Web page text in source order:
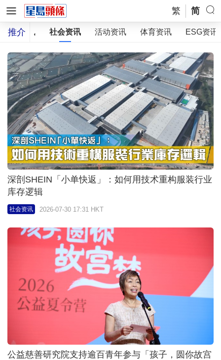
繁 简
推介
生活资讯 社会资讯 活动资讯 体育资讯 ESG资讯
深剖SHEIN「小单快返」：如何用技术重构服装行业
库存逻辑
社会资讯 2026-07-30 17:31 HKT
公益慈善研究院支持逾百青年参与「孩子，圆你故宫